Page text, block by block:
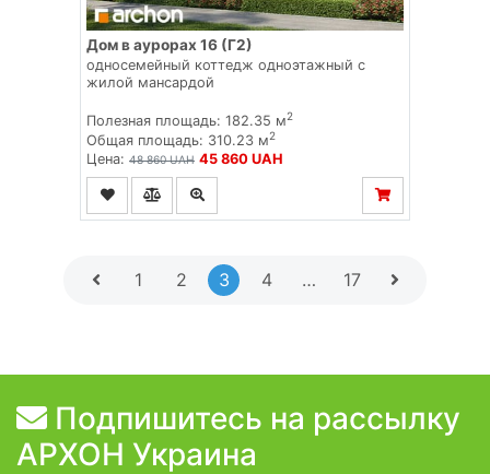
Дом в аурорах 16 (Г2)
односемейный коттедж одноэтажный с
жилой мансардой
Полезная площадь: 182.35 м2
Общая площадь: 310.23 м2
Цена: 48 860 UAH 45 860 UAH
1 2 3 4 … 17
Подпишитесь на рассылку
АРХОН Украина